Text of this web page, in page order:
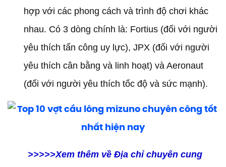
hợp với các phong cách và trình độ chơi khác
nhau. Có 3 dòng chính là: Fortius (đối với người
yêu thích tấn công uy lực), JPX (đối với người
yêu thích cân bằng và linh hoạt) và Aeronaut
(đối với người yêu thích tốc độ và sức mạnh).
>>>>>Xem thêm về Địa chỉ chuyên cung